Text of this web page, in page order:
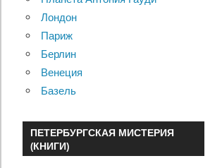
Лондон
Париж
Берлин
Венеция
Базель
ПЕТЕРБУРГСКАЯ МИСТЕРИЯ
(КНИГИ)